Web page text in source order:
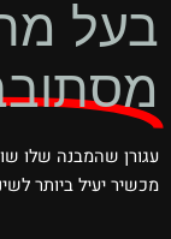
בעל
עגורן שהמבנה שלו
מכשיר יעיל ביותר